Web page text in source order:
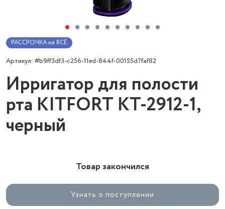
РАССРОЧКА на ВСЁ
Артикул: #b9ff3df3-c256-11ed-844f-00155d7faf82
Ирригатор для полости
рта KITFORT КТ-2912-1,
черный
Товар закончился
Узнать о поступлении